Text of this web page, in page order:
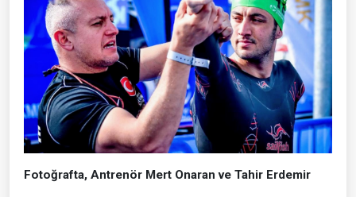
Fotoğrafta, Antrenör Mert Onaran ve Tahir Erdemir